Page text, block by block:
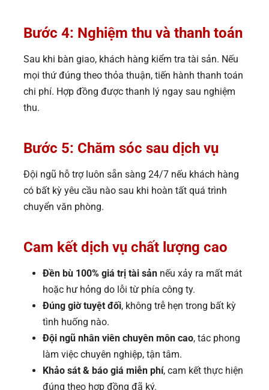
Bước 4: Nghiệm thu và thanh toán
Sau khi bàn giao, khách hàng kiểm tra tài sản. Nếu
mọi thứ đúng theo thỏa thuận, tiến hành thanh toán
chi phí. Hợp đồng được thanh lý ngay sau nghiệm
thu.
Bước 5: Chăm sóc sau dịch vụ
Đội ngũ hỗ trợ luôn sẵn sàng 24/7 nếu khách hàng
có bất kỳ yêu cầu nào sau khi hoàn tất quá trình
chuyển văn phòng.
Cam kết dịch vụ chất lượng cao
Đền bù 100% giá trị tài sản nếu xảy ra mất mát
hoặc hư hỏng do lỗi từ phía công ty.
Đúng giờ tuyệt đối, không trễ hẹn trong bất kỳ
tình huống nào.
Đội ngũ nhân viên chuyên môn cao, tác phong
làm việc chuyên nghiệp, tận tâm.
Khảo sát & báo giá miễn phí, cam kết thực hiện
đúng theo hợp đồng đã ký.